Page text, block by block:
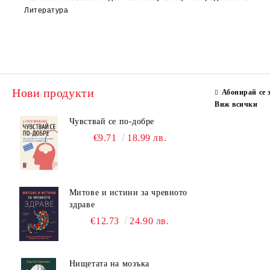
Литература
Нови продукти
Чувствай се по-добре
€9.71 18.99 лв.
Митове и истини за чревното
здраве
€12.73 24.90 лв.
Нищетата на мозъка
Абонирай се
Виж всички